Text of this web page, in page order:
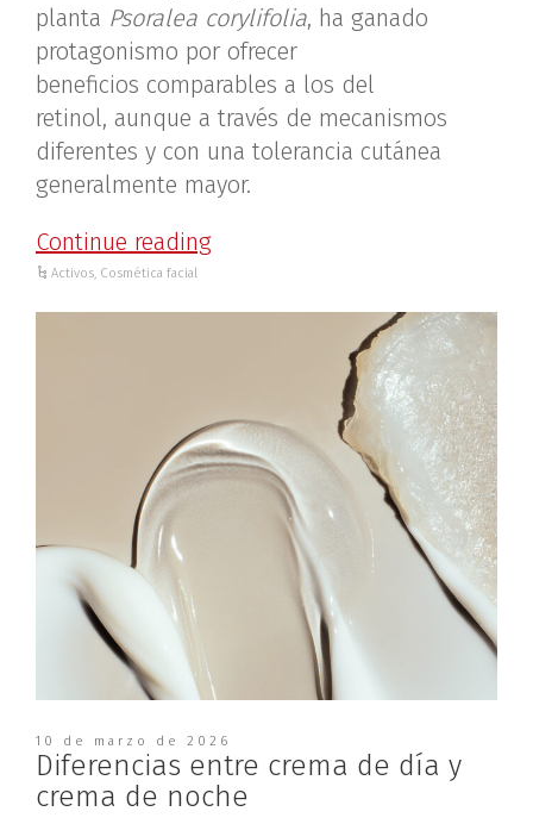
planta Psoralea corylifolia, ha ganado
protagonismo por ofrecer
beneficios comparables a los del
retinol, aunque a través de mecanismos
diferentes y con una tolerancia cutánea
generalmente mayor.
Continue reading
Activos, Cosmética facial
10 de marzo de 2026
Diferencias entre crema de día y
crema de noche